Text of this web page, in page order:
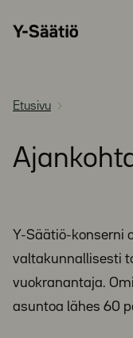
suoraan
Y-
Etusivu
Y-Säätiö-konserni
valtakunnallisesti
vuokranantaja.
asuntoa lähes 60